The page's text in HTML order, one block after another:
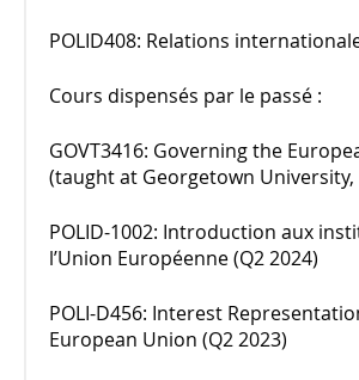
POLID408: Relations
Cours dispensés par le passé :
GOVT3416: Governing the
(taught at Georgetown University,
POLID-1002: Introduction aux
l’Union Européenne (Q2 2024)
POLI-D456: Interest
European Union (Q2 2023)